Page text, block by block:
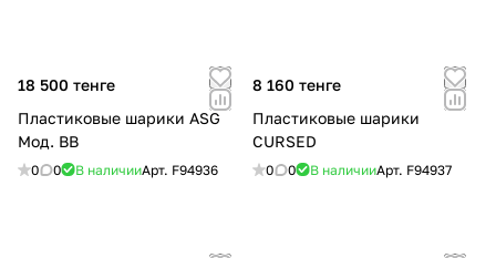
18 500 тенге
Пластиковые шарики ASG
Мод. BB
0 0 В наличииАрт. F94936
8 160 тенге
Пластиковые шарики
CURSED
0 0 В наличииАрт. F94937